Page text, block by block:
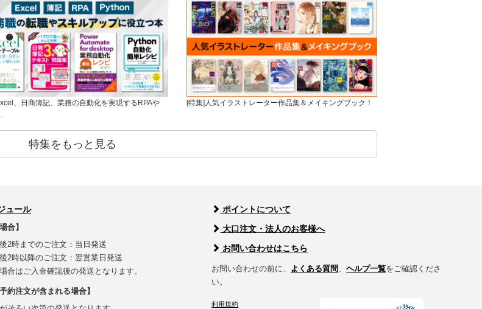
、日商簿記、業務の自動化を実現するRPAや
[特集]人気イラストレーター作品集＆メイキングブック！
特集をもっと見る
ュール
合】
2時までのご注文：当日発送
2時以降のご注文：翌営業日発送
合はご入金確認後の発送となります。
約注文が含まれる場合】
ポイントについて
大口注文・法人のお客様へ
お問い合わせはこちら
お問い合わせの前に、 よくある質問 、ヘルプ一覧をご確認くださ
い。
利用規約